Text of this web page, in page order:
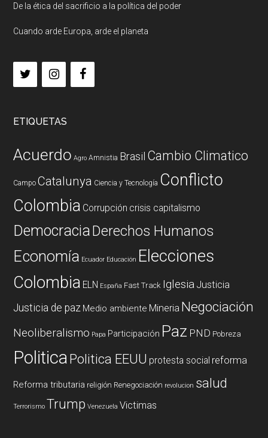
De la ética del sacrificio a la política del poder
Cuando arde Europa, arde el planeta
ETIQUETAS
Acuerdo Agro Amnistia Brasil Cambio Climatico
Campo Catalunya Ciencia y Tecnología Conflicto
Colombia Corrupción crisis capitalismo
DemocraciaDerechos Humanos
Economía Ecuador Educación Elecciones
Colombia ELN España Fast Track Iglesia Justicia
Justicia de paz Medio ambiente Mineria Negociación
Neoliberalismo Papa Participación Paz PND Pobreza
PoliticaPolitica EEUU protesta social reforma
Reforma tributaria religión Renegociación revolucion salud
Terrorismo Trump Venezuela Victimas